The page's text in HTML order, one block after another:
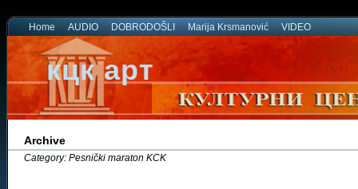
Home AUDIO DOBRODOŠLI Marija Krsmanović VIDEO
кцк арт
Archive
Category: Pesnički maraton KCK